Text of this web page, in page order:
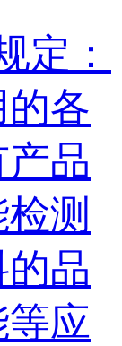
定：
各
品
测
品
应